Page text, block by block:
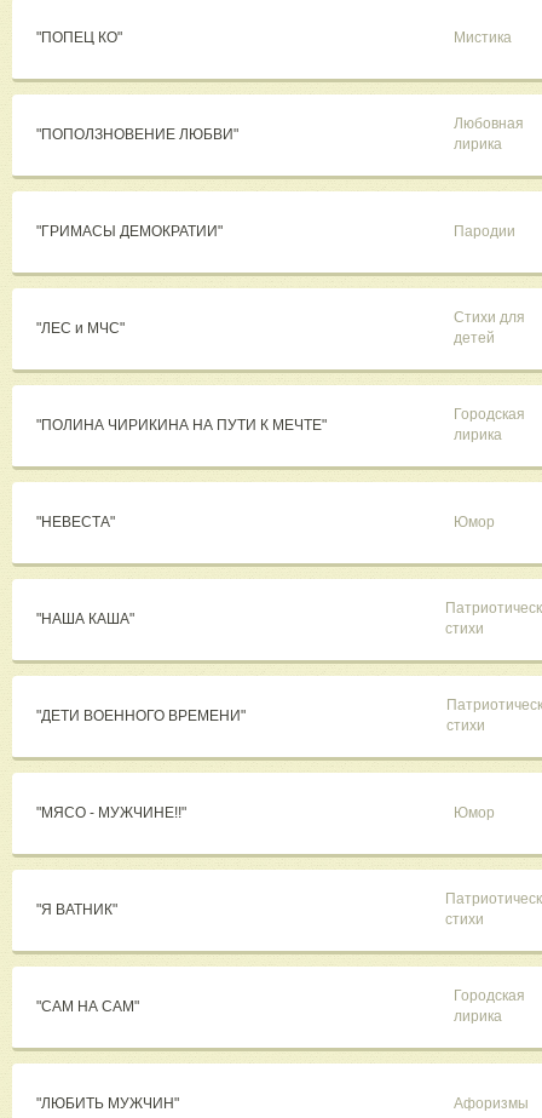
"ПОПЕЦ КО" Мистика
"ПОПОЛЗНОВЕНИЕ ЛЮБВИ"
Любовная
лирика
"ГРИМАСЫ ДЕМОКРАТИИ" Пародии
"ЛЕС и МЧС"
Стихи для
детей
"ПОЛИНА ЧИРИКИНА НА ПУТИ К МЕЧТЕ"
Городская
лирика
"НЕВЕСТА" Юмор
"НАША КАША"
стихи
"ДЕТИ ВОЕННОГО ВРЕМЕНИ"
стихи
"МЯСО - МУЖЧИНЕ!!" Юмор
"Я ВАТНИК"
стихи
"САМ НА САМ"
Городская
лирика
"ЛЮБИТЬ МУЖЧИН" Афоризмы